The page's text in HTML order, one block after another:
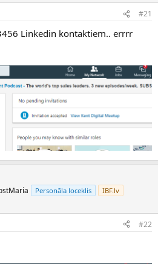
#21
Linkedin kontaktiem.. errrr
Personāla loceklis IBF.lv
#22